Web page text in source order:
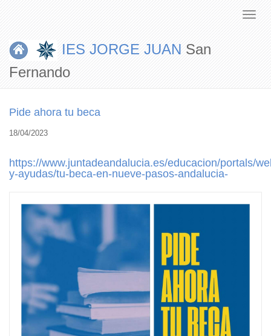
IES JORGE JUAN San
Fernando
Pide ahora tu beca
18/04/2023
https://www.juntadeandalucia.es/educacion/portals/
y-ayudas/tu-beca-en-nueve-pasos-andalucia-